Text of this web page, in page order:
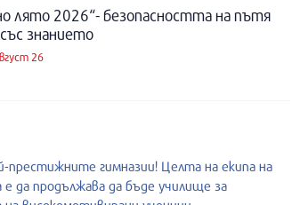
лято 2026“- безопасността на пътя
знанието
26
престижните гимназии! Целта на екипа на
е да продължава да бъде училище за